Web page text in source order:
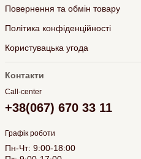
Повернення та обмін товару
Політика конфіденційності
Користувацька угода
Контакти
Call-center
+38(067) 670 33 11
Графік роботи
Пн-Чт: 9:00-18:00